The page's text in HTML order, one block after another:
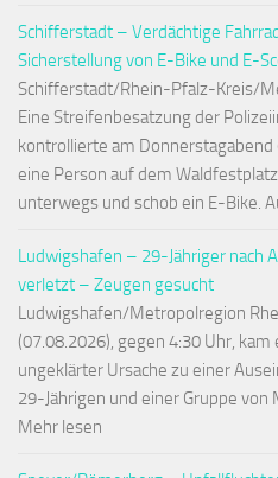
Schifferstadt – Verdächtige
Sicherstellung von E-Bike und E-
Schifferstadt/Rhein-Pfalz-Kreis/
Eine Streifenbesatzung der
kontrollierte am
eine Person auf dem
unterwegs und schob ein E-Bike.
Ludwigshafen – 29-Jähriger nach
verletzt – Zeugen gesucht
Ludwigshafen/Metropolregion
(07.08.2026), gegen 4:30 Uhr,
ungeklärter Ursache zu einer
29-Jährigen und einer Gruppe von
Mehr lesen